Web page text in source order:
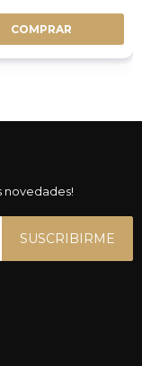
COMPRAR
novedades!
SUSCRIBIRME